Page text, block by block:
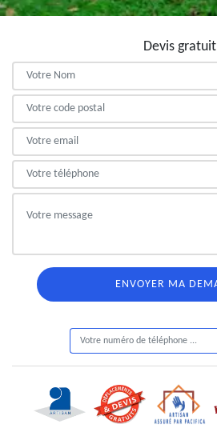
Devis gratuit